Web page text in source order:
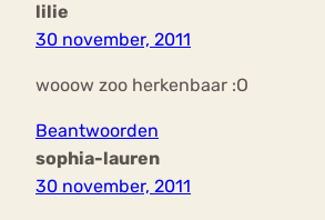
lilie
30 november, 2011
wooow zoo herkenbaar :O
Beantwoorden
sophia-lauren
30 november, 2011